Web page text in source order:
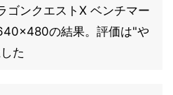
ゴンクエストX ベンチマー
の結果。評価は"や
た